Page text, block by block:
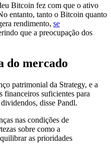
Bitcoin fez com que o ativo
entanto, tanto o Bitcoin quanto
rendimento, se
que a preocupação dos
do mercado
patrimonial da Strategy, e a
financeiros suficientes para
disse Pandl.
nas condições de
sobre como a
as prioridades